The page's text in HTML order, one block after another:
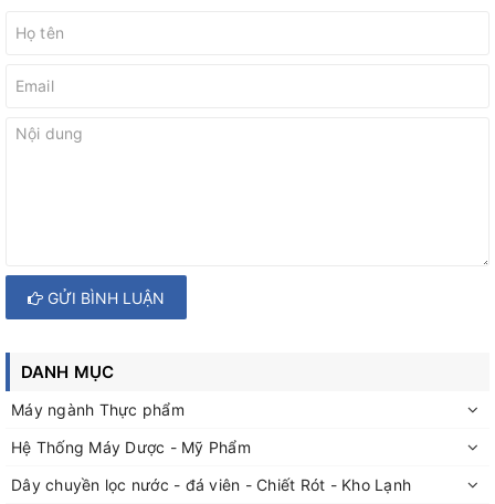
GỬI BÌNH LUẬN
DANH MỤC
Máy ngành Thực phẩm
Hệ Thống Máy Dược - Mỹ Phẩm
Dây chuyền lọc nước - đá viên - Chiết Rót - Kho Lạnh